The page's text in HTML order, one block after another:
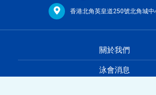
香港北角英皇道250號北角城
關於我們
泳會消息